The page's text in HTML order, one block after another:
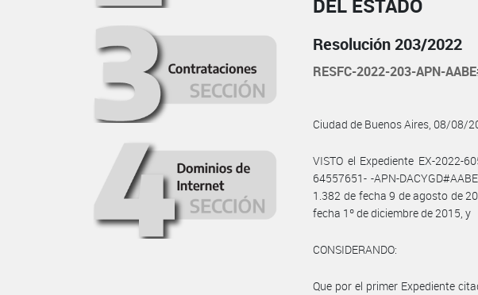
DEL ESTADO
Resolución 203/2022
RESFC-2022-203-APN-
Ciudad de Buenos Aires, 08/08/
VISTO el Expediente EX-2022-
64557651- -APN-
1.382 de fecha 9 de agosto de
fecha 1º de diciembre de 2015, y
CONSIDERANDO:
Que por el primer Expediente